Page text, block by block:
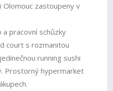
Olomouc zastoupeny v
pracovní schůzky
court s rozmanitou
running sushi
Prostorný hypermarket